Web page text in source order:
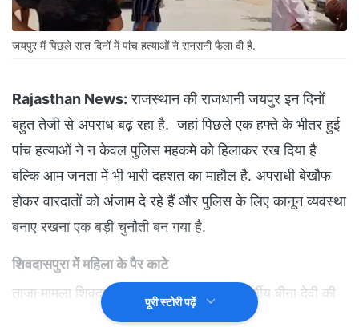
जयपुर में पिछले सात दिनों में पांच हत्याओं ने सनसनी फैला दी है.
Rajasthan News: राजस्थान की राजधानी जयपुर इन दिनों
बहुत तेजी से अपराध बढ़ रहा है. जहां पिछले एक हफ्ते के भीतर हुई
पांच हत्याओं ने न केवल पुलिस महकमे को हिलाकर रख दिया है
बल्कि आम जनता में भी भारी दहशत का माहौल है. अपराधी बेखौफ
होकर वारदातों को अंजाम दे रहे हैं और पुलिस के लिए कानून व्यवस्था
बनाए रखना एक बड़ी चुनौती बन गया है.
शिवदासपुरा में महिला के पैर काटे
ताजा मामला शिवदासपुरा इलाके का है जहां 55 वर्षीय बीना देवी की
निर्मम हत्या कर दी गई. मृतका 11 जून को मंदिर दर्शन के लिए निकली
पूरी स्टोरी पढ़ें